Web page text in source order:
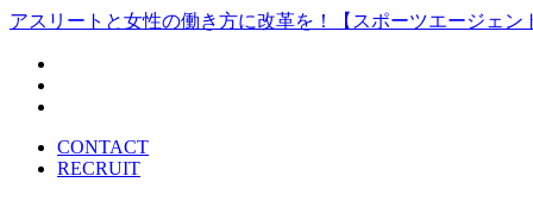
アスリートと女性の働き方に改革を！【スポーツエージェン
CONTACT
RECRUIT